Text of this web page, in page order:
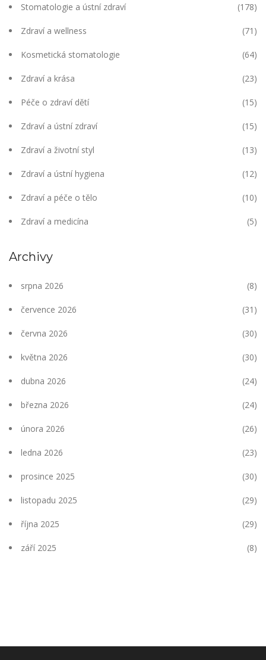
Stomatologie a ústní zdraví (178)
Zdraví a wellness (71)
Kosmetická stomatologie (64)
Zdraví a krása (23)
Péče o zdraví dětí (15)
Zdraví a ústní zdraví (15)
Zdraví a životní styl (13)
Zdraví a ústní hygiena (12)
Zdraví a péče o tělo (10)
Zdraví a medicína (5)
Archivy
srpna 2026 (8)
července 2026 (31)
června 2026 (30)
května 2026 (30)
dubna 2026 (24)
března 2026 (24)
února 2026 (26)
ledna 2026 (23)
prosince 2025 (30)
listopadu 2025 (29)
října 2025 (29)
září 2025 (8)